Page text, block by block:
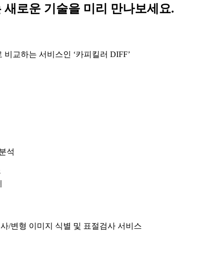
로운 기술을 미리 만나보세요.
교하는 서비스인 ‘카피킬러 DIFF’
석
/변형 이미지 식별 및 표절검사 서비스